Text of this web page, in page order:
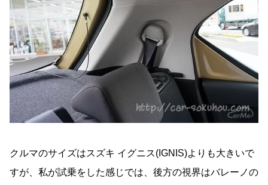
クルマのサイズはスズキ イグニス(IGNIS)よりも大きいで
すが、私が試乗をした感じでは、後方の視界はバレーノの